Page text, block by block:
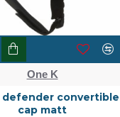
One K Avancé
Embroidered Top,